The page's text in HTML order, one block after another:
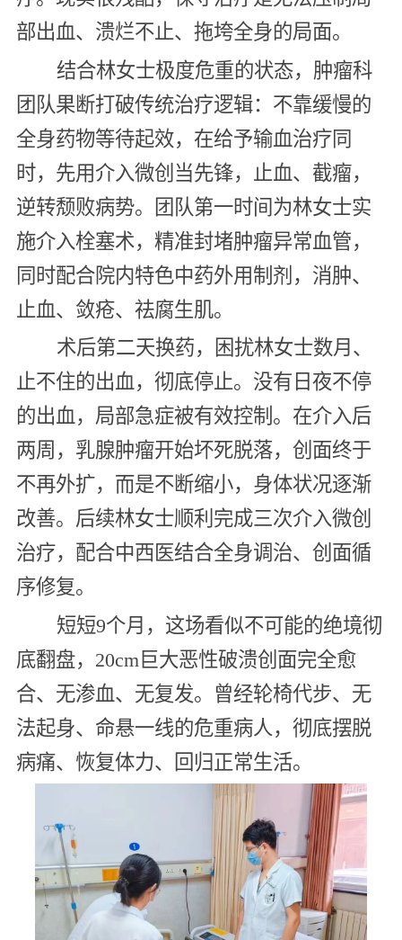
部出血、溃烂不止、拖垮全身的局面。
结合林女士极度危重的状态，肿瘤科
团队果断打破传统治疗逻辑：不靠缓慢的
全身药物等待起效，在给予输血治疗同
时，先用介入微创当先锋，止血、截瘤，
逆转颓败病势。团队第一时间为林女士实
施介入栓塞术，精准封堵肿瘤异常血管，
同时配合院内特色中药外用制剂，消肿、
止血、敛疮、祛腐生肌。
术后第二天换药，困扰林女士数月、
止不住的出血，彻底停止。没有日夜不停
的出血，局部急症被有效控制。在介入后
两周，乳腺肿瘤开始坏死脱落，创面终于
不再外扩，而是不断缩小，身体状况逐渐
改善。后续林女士顺利完成三次介入微创
治疗，配合中西医结合全身调治、创面循
序修复。
短短9个月，这场看似不可能的绝境彻
底翻盘，20cm巨大恶性破溃创面完全愈
合、无渗血、无复发。曾经轮椅代步、无
法起身、命悬一线的危重病人，彻底摆脱
病痛、恢复体力、回归正常生活。